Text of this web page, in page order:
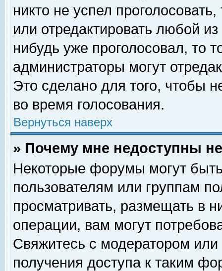
никто не успел
или отредактировать любой
нибудь уже проголосовал, то
администраторы могут
Это сделано для того, чтобы
во время голосования.
Вернуться наверх
» Почему мне недоступны
Некоторые форумы могут
пользователям или группам
просматривать, размещать в
операции, вам могут
Свяжитесь с модератором
получения доступа к таким